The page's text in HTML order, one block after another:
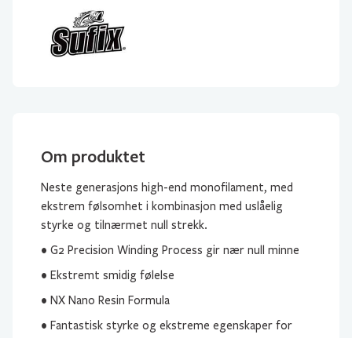
Om produktet
Neste generasjons high-end monofilament, med
ekstrem følsomhet i kombinasjon med uslåelig
styrke og tilnærmet null strekk.
• G2 Precision Winding Process gir nær null minne
• Ekstremt smidig følelse
• NX Nano Resin Formula
• Fantastisk styrke og ekstreme egenskaper for